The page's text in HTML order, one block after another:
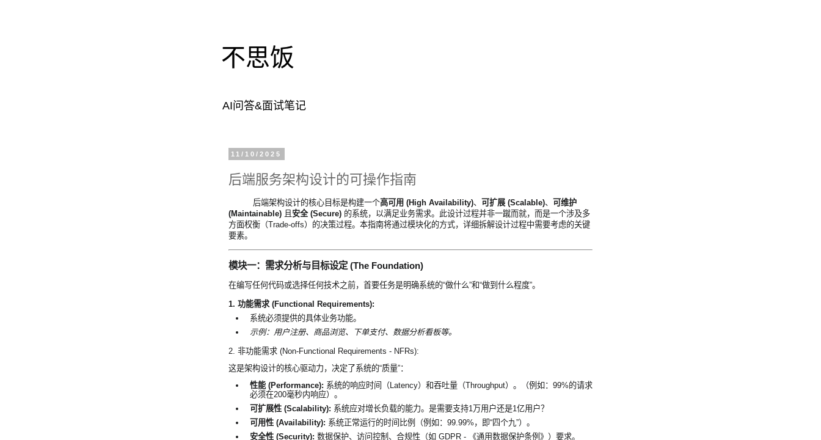
不思饭
AI问答&面试笔记
11/10/2025
后端服务架构设计的可操作指南
后端架构设计的核心目标是构建一个高可用 (High Availability)、 可扩展 (Scalable)、 可维护
(Maintainable) 且 安全 (Secure) 的系统，以满足业务需求。此设计过程并非一蹴而就，而是一个涉及多
方面权衡（Trade-offs）的决策过程。本指南将通过模块化的方式，详细拆解设计过程中需要考虑的关键
要素。
模块一：需求分析与目标设定 (The Foundation)
在编写任何代码或选择任何技术之前，首要任务是明确系统的“做什么”和“做到什么程度”。
1. 功能需求 (Functional Requirements):
系统必须提供的具体业务功能。
示例：用户注册、商品浏览、下单支付、数据分析看板等。
2. 非功能需求 (Non-Functional Requirements - NFRs):
这是架构设计的核心驱动力，决定了系统的“质量”：
性能 (Performance): 系统的响应时间（Latency）和吞吐量（Throughput）。（例如：99%的请求
必须在200毫秒内响应）。
可扩展性 (Scalability): 系统应对增长负载的能力。是需要支持1万用户还是1亿用户？
可用性 (Availability): 系统正常运行的时间比例（例如：99.99%，即“四个九”）。
安全性 (Security): 数据保护、访问控制、合规性（如 GDPR - 《通用数据保护条例》）要求。